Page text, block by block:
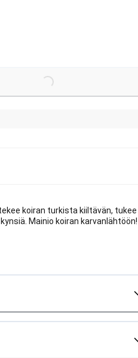
koiran turkista kiiltävän, tukee
Mainio koiran karvanlähtöön!
Loading...